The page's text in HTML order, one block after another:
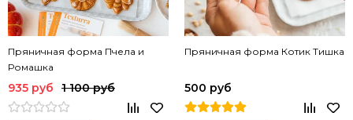
Пряничная форма Пчела и
Ромашка
935 руб 1 100 руб
Пряничная форма Котик Тишка
500 руб